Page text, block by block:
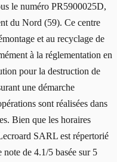
le numéro PR5900025D,
du Nord (59). Ce centre
et au recyclage de
à la réglementation en
pour la destruction de
une démarche
sont réalisées dans
Bien que les horaires
SARL est répertorié
de 4.1/5 basée sur 5